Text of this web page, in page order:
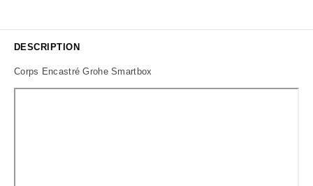
DESCRIPTION
Corps Encastré Grohe Smartbox